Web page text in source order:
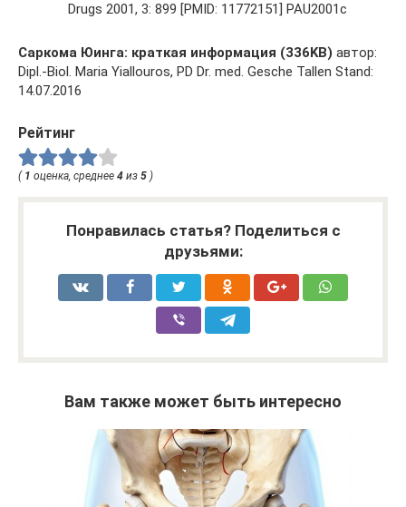
Drugs 2001, 3: 899 [PMID: 11772151] PAU2001c
Саркома Юинга: краткая информация (336KB) автор:
Dipl.-Biol. Maria Yiallouros, PD Dr. med. Gesche Tallen Stand:
14.07.2016
Рейтинг
( 1 оценка, среднее 4 из 5 )
Понравилась статья? Поделиться с
друзьями:
Вам также может быть интересно